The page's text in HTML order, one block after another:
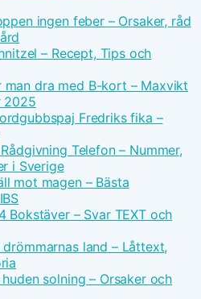
ingen feber – Orsaker, råd
– Recept, Tips och
man dra med B-kort – Maxvikt
2025
Fredriks fika –
Telefon – Nummer,
i Sverige
mot magen – Bästa
Bokstäver – Svar TEXT och
land – Låttext,
solning – Orsaker och